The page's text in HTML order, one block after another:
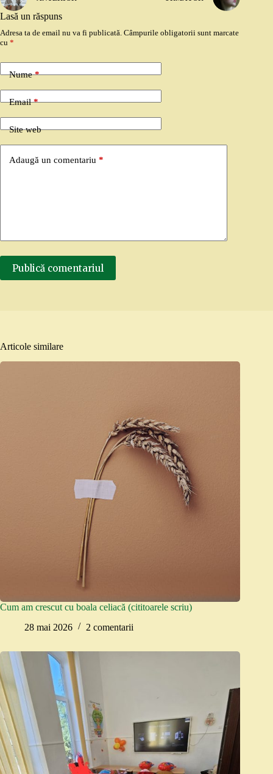
Lasă un răspuns
Adresa ta de email nu va fi publicată. Câmpurile obligatorii sunt marcate
cu *
Nume*
Email*
Site web
Adaugă un comentariu *
Publică comentariul
Articole similare
Cum am crescut cu boala celiacă (cititoarele scriu)
28 mai 2026
2 comentarii